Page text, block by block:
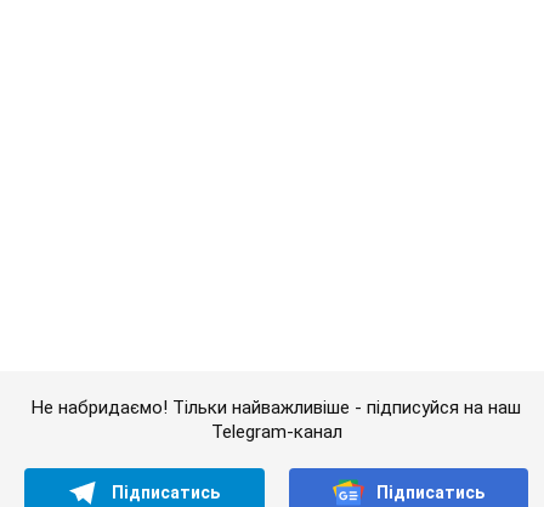
Не набридаємо! Тільки найважливіше - підписуйся на наш
Telegram-канал
Підписатись Підписатись